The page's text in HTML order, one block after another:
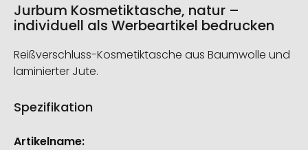
Jurbum Kosmetiktasche, natur –
individuell als Werbeartikel bedrucken
Reißverschluss-Kosmetiktasche aus Baumwolle und
laminierter Jute.
Spezifikation
Weitere